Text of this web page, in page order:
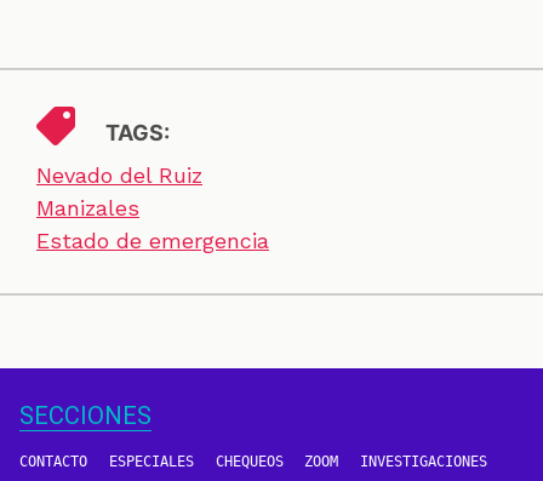
TAGS:
Nevado del Ruiz
Manizales
Estado de emergencia
SECCIONES
CONTACTO ESPECIALES CHEQUEOS ZOOM INVESTIGACIONES